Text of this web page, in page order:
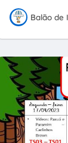
Balão de